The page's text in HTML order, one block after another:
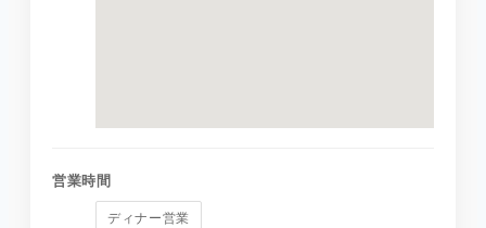
営業時間
ディナー営業